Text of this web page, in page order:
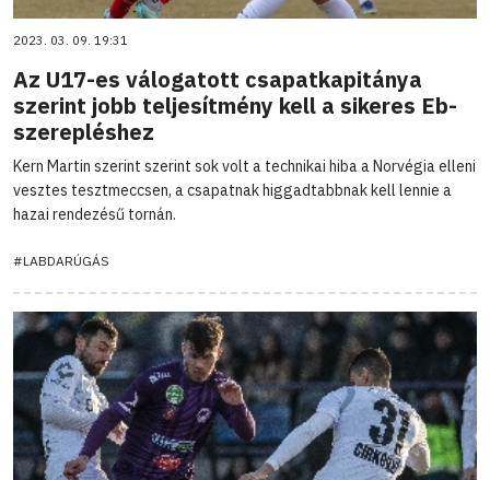
2023. 03. 09. 19:31
Az U17-es válogatott csapatkapitánya
szerint jobb teljesítmény kell a sikeres Eb-
szerepléshez
Kern Martin szerint szerint sok volt a technikai hiba a Norvégia elleni
vesztes tesztmeccsen, a csapatnak higgadtabbnak kell lennie a
hazai rendezésű tornán.
#LABDARÚGÁS